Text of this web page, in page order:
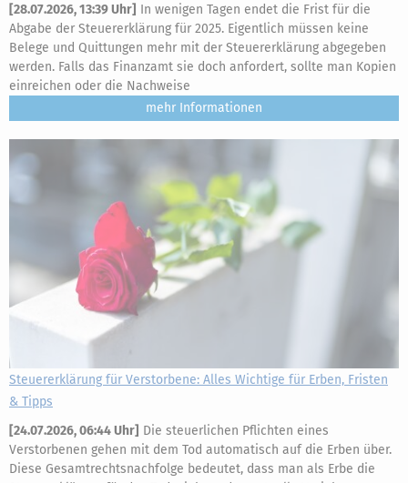
[28.07.2026, 13:39 Uhr] In wenigen Tagen endet die Frist für die
Abgabe der Steuererklärung für 2025. Eigentlich müssen keine
Belege und Quittungen mehr mit der Steuererklärung abgegeben
werden. Falls das Finanzamt sie doch anfordert, sollte man Kopien
einreichen oder die Nachweise
mehr
Steuererklärung für Verstorbene: Alles Wichtige für Erben, Fristen
& Tipps
[24.07.2026, 06:44 Uhr] Die steuerlichen Pflichten eines
Verstorbenen gehen mit dem Tod automatisch auf die Erben über.
Diese Gesamtrechtsnachfolge bedeutet, dass man als Erbe die